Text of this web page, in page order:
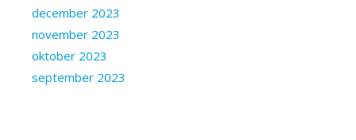
december 2023
november 2023
oktober 2023
september 2023